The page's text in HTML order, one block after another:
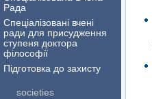
Рада
Cпеціалізовані вчені
ради для присудження
ступеня доктора
філософії
Підготовка до захисту
societies